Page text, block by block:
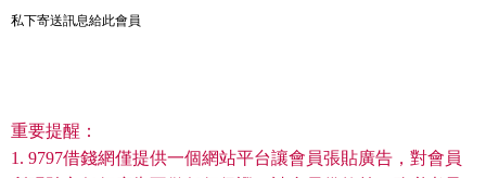
私下寄送訊息給此會員
重要提醒：
1. 9797借錢網僅提供一個網站平台讓會員張貼廣告，對會員